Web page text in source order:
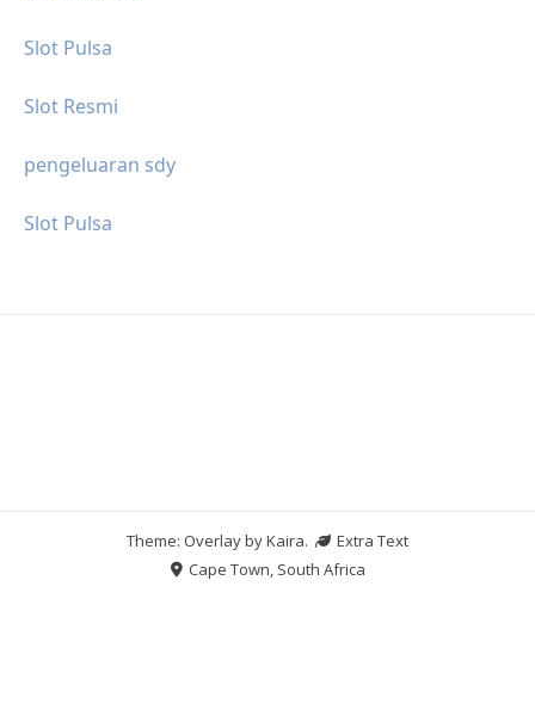
Slot Pulsa
Slot Resmi
pengeluaran sdy
Slot Pulsa
Theme: Overlay byKaira.
Extra Text
Cape Town, South Africa